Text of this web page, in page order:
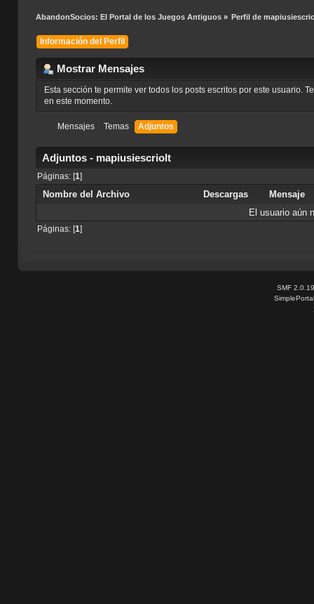
AbandonSocios: El Portal de los Juegos Antiguos» Perfil de
Información del Perfil
Mostrar Mensajes
Esta sección te permite ver todos los posts escritos por este usuario.
en este momento.
Mensajes Temas Adjuntos
Adjuntos - mapiusiescriolt
Páginas: [1]
Nombre del Archivo Descargas
Mensaje
El usuario aún
Páginas: [1]
SMF 2.0.19